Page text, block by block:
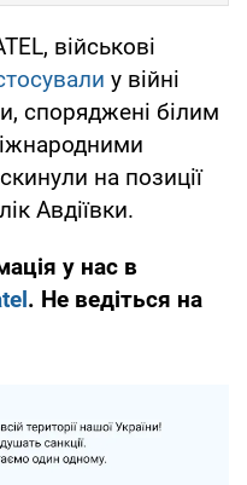
військові
у війні
споряджені білим
на позиції
Авдіївки.
у нас в
. Не ведіться на